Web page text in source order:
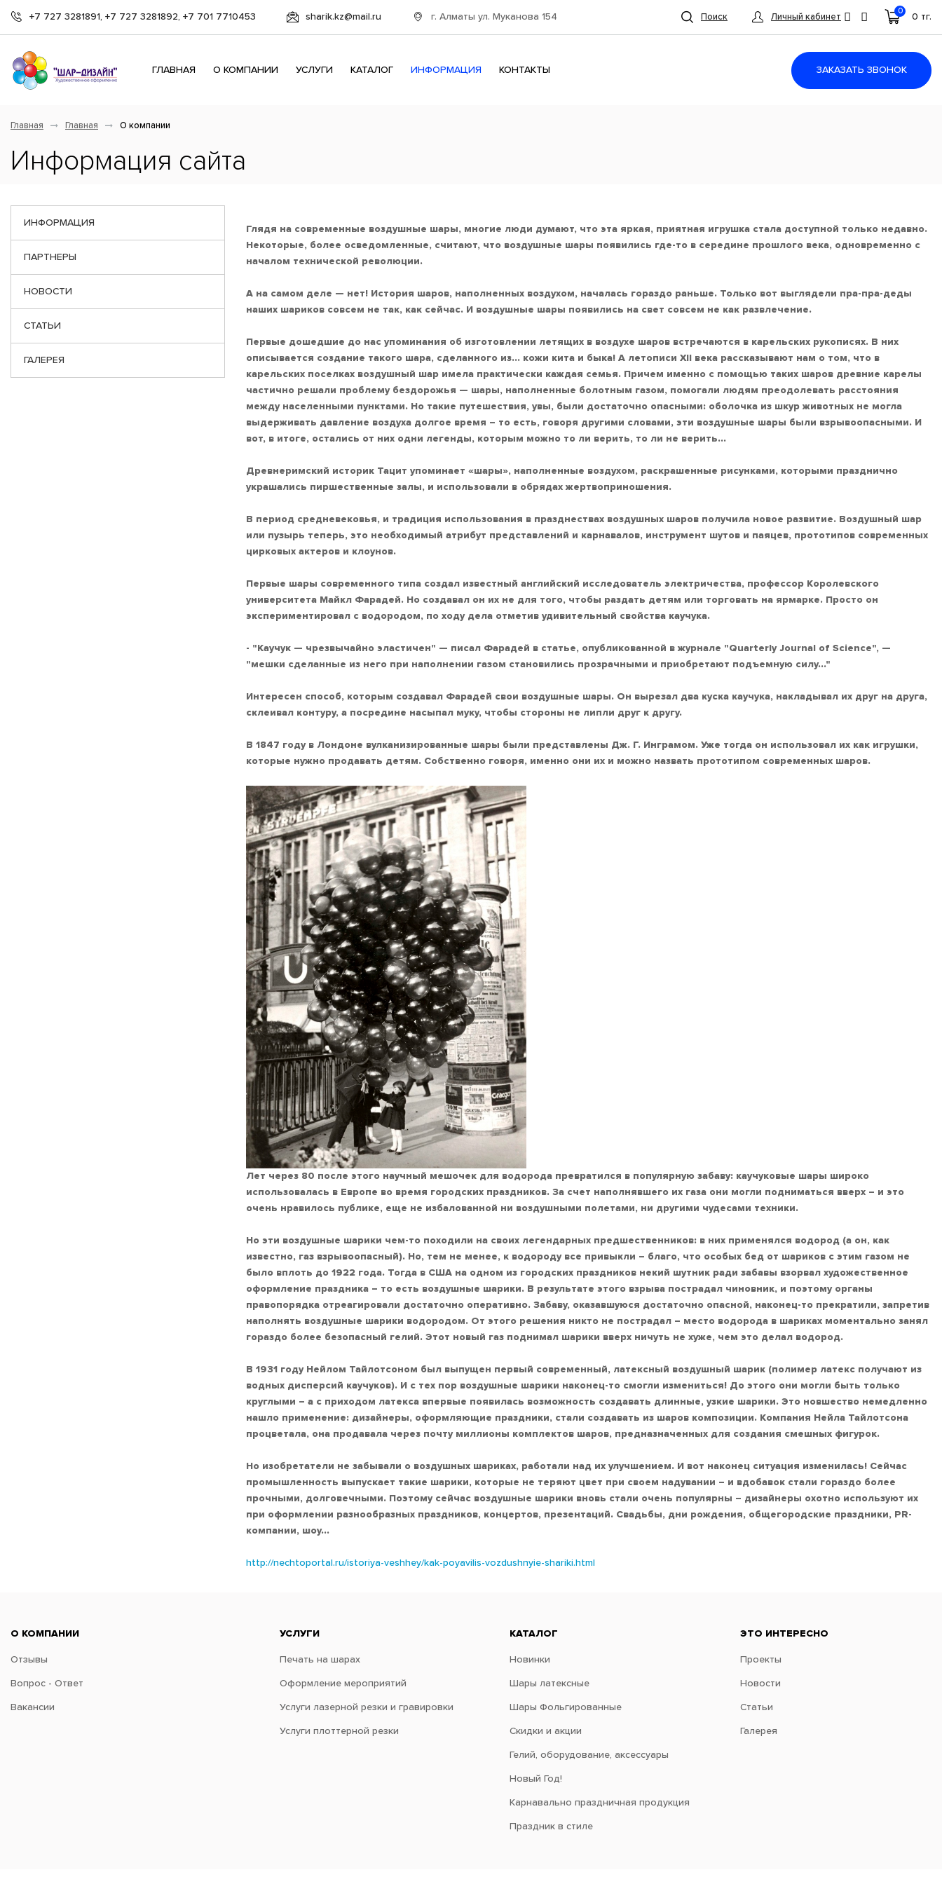
+7 727 3281891, +7 727 3281892, +7 701 7710453 sharik.kz@mail.ru г. Алматы ул. Муканова 154 Поиск Личный кабинет
0
0 тг.
ГЛАВНАЯ О КОМПАНИИ УСЛУГИ КАТАЛОГ ИНФОРМАЦИЯ КОНТАКТЫ ЗАКАЗАТЬ ЗВОНОК
Главная Главная О компании
Информация сайта
ИНФОРМАЦИЯ
ПАРТНЕРЫ
НОВОСТИ
СТАТЬИ
ГАЛЕРЕЯ
Глядя на современные воздушные шары, многие люди думают, что эта яркая, приятная игрушка стала доступной только недавно.
Некоторые, более осведомленные, считают, что воздушные шары появились где-то в середине прошлого века, одновременно с
началом технической революции.
А на самом деле — нет! История шаров, наполненных воздухом, началась гораздо раньше. Только вот выглядели пра-пра-деды
наших шариков совсем не так, как сейчас. И воздушные шары появились на свет совсем не как развлечение.
Первые дошедшие до нас упоминания об изготовлении летящих в воздухе шаров встречаются в карельских рукописях. В них
описывается создание такого шара, сделанного из… кожи кита и быка! А летописи XII века рассказывают нам о том, что в
карельских поселках воздушный шар имела практически каждая семья. Причем именно с помощью таких шаров древние карелы
частично решали проблему бездорожья — шары, наполненные болотным газом, помогали людям преодолевать расстояния
между населенными пунктами. Но такие путешествия, увы, были достаточно опасными: оболочка из шкур животных не могла
выдерживать давление воздуха долгое время – то есть, говоря другими словами, эти воздушные шары были взрывоопасными. И
вот, в итоге, остались от них одни легенды, которым можно то ли верить, то ли не верить…
Древнеримский историк Тацит упоминает «шары», наполненные воздухом, раскрашенные рисунками, которыми празднично
украшались пиршественные залы, и использовали в обрядах жертвоприношения.
В период средневековья, и традиция использования в празднествах воздушных шаров получила новое развитие. Воздушный шар
или пузырь теперь, это необходимый атрибут представлений и карнавалов, инструмент шутов и паяцев, прототипов современных
цирковых актеров и клоунов.
Первые шары современного типа создал известный английский исследователь электричества, профессор Королевского
университета Майкл Фарадей. Но создавал он их не для того, чтобы раздать детям или торговать на ярмарке. Просто он
экспериментировал с водородом, по ходу дела отметив удивительный свойства каучука.
- "Каучук — чрезвычайно эластичен" — писал Фарадей в статье, опубликованной в журнале "Quarterly Journal of Science", —
"мешки сделанные из него при наполнении газом становились прозрачными и приобретают подъемную силу…"
Интересен способ, которым создавал Фарадей свои воздушные шары. Он вырезал два куска каучука, накладывал их друг на друга,
склеивал контуру, а посредине насыпал муку, чтобы стороны не липли друг к другу.
В 1847 году в Лондоне вулканизированные шары были представлены Дж. Г. Инграмом. Уже тогда он использовал их как игрушки,
которые нужно продавать детям. Собственно говоря, именно они их и можно назвать прототипом современных шаров.
Лет через 80 после этого научный мешочек для водорода превратился в популярную забаву: каучуковые шары широко
использовалась в Европе во время городских праздников. За счет наполнявшего их газа они могли подниматься вверх – и это
очень нравилось публике, еще не избалованной ни воздушными полетами, ни другими чудесами техники.
Но эти воздушные шарики чем-то походили на своих легендарных предшественников: в них применялся водород (а он, как
известно, газ взрывоопасный). Но, тем не менее, к водороду все привыкли – благо, что особых бед от шариков с этим газом не
было вплоть до 1922 года. Тогда в США на одном из городских праздников некий шутник ради забавы взорвал художественное
оформление праздника – то есть воздушные шарики. В результате этого взрыва пострадал чиновник, и поэтому органы
правопорядка отреагировали достаточно оперативно. Забаву, оказавшуюся достаточно опасной, наконец-то прекратили, запретив
наполнять воздушные шарики водородом. От этого решения никто не пострадал – место водорода в шариках моментально занял
гораздо более безопасный гелий. Этот новый газ поднимал шарики вверх ничуть не хуже, чем это делал водород.
В 1931 году Нейлом Тайлотсоном был выпущен первый современный, латексный воздушный шарик (полимер латекс получают из
водных дисперсий каучуков). И с тех пор воздушные шарики наконец-то смогли измениться! До этого они могли быть только
круглыми – а с приходом латекса впервые появилась возможность создавать длинные, узкие шарики. Это новшество немедленно
нашло применение: дизайнеры, оформляющие праздники, стали создавать из шаров композиции. Компания Нейла Тайлотсона
процветала, она продавала через почту миллионы комплектов шаров, предназначенных для создания смешных фигурок.
Но изобретатели не забывали о воздушных шариках, работали над их улучшением. И вот наконец ситуация изменилась! Сейчас
промышленность выпускает такие шарики, которые не теряют цвет при своем надувании – и вдобавок стали гораздо более
прочными, долговечными. Поэтому сейчас воздушные шарики вновь стали очень популярны – дизайнеры охотно используют их
при оформлении разнообразных праздников, концертов, презентаций. Свадьбы, дни рождения, общегородские праздники, PR-
компании, шоу…
http://nechtoportal.ru/istoriya-veshhey/kak-poyavilis-vozdushnyie-shariki.html
О КОМПАНИИ
Отзывы
Вопрос - Ответ
Вакансии
УСЛУГИ
Печать на шарах
Оформление мероприятий
Услуги лазерной резки и гравировки
Услуги плоттерной резки
КАТАЛОГ
Новинки
Шары латексные
Шары Фольгированные
Скидки и акции
Гелий, оборудование, аксессуары
Новый Год!
Карнавально праздничная продукция
Праздник в стиле
ЭТО ИНТЕРЕСНО
Проекты
Новости
Статьи
Галерея